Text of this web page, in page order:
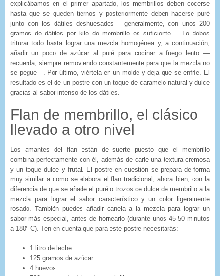
explicábamos en el primer apartado, los membrillos deben cocerse
hasta que se queden tiernos y posteriormente deben hacerse puré
junto con los dátiles deshuesados —generalmente, con unos 200
gramos de dátiles por kilo de membrillo es suficiente—. Lo debes
triturar todo hasta lograr una mezcla homogénea y, a continuación,
añadir un poco de azúcar al puré para cocinar a fuego lento —
recuerda, siempre removiendo constantemente para que la mezcla no
se pegue—. Por último, viértela en un molde y deja que se enfríe. El
resultado es el de un postre con un toque de caramelo natural y dulce
gracias al sabor intenso de los dátiles.
Flan de membrillo, el clásico
llevado a otro nivel
Los amantes del flan están de suerte puesto que el membrillo
combina perfectamente con él, además de darle una textura cremosa
y un toque dulce y frutal. El postre en cuestión se prepara de forma
muy similar a como se elabora el flan tradicional, ahora bien, con la
diferencia de que se añade el puré o trozos de dulce de membrillo a la
mezcla para lograr el sabor característico y un color ligeramente
rosado. También puedes añadir canela a la mezcla para lograr un
sabor más especial, antes de hornearlo (durante unos 45-50 minutos
a 180º C). Ten en cuenta que para este postre necesitarás:
1 litro de leche.
125 gramos de azúcar.
4 huevos.